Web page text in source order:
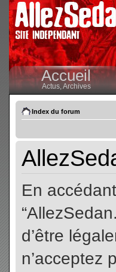
Accueil
Actus,Archives
Index du forum
En
d’être
n’acceptez